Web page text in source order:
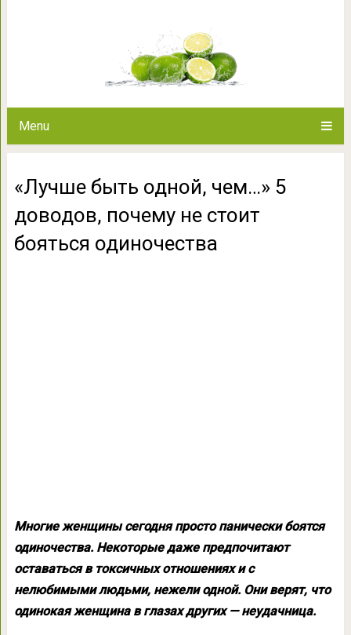
Menu
«Лучше быть одной, чем…» 5
доводов, почему не стоит
бояться одиночества
Многие женщины сегодня просто панически боятся
одиночества. Некоторые даже предпочитают
оставаться в токсичных отношениях и с
нелюбимыми людьми, нежели одной. Они верят, что
одинокая женщина в глазах других — неудачница.